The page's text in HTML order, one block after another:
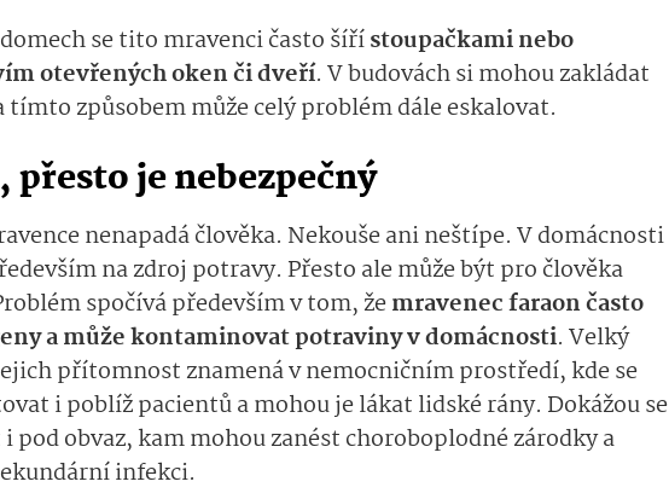
se tito mravenci často šířístoupačkami nebo
otevřených oken či dveří. V budovách si mohou zakládat
tímto způsobem může celý problém dále eskalovat.
přesto je nebezpečný
nenapadá člověka. Nekouše ani neštípe. V domácnosti
na zdroj potravy. Přesto ale může být pro člověka
spočívá především v tom, žemravenec faraon často
a může kontaminovat potraviny v domácnosti. Velký
přítomnost znamená v nemocničním prostředí, kde se
i poblíž pacientů a mohou je lákat lidské rány. Dokážou se
pod obvaz, kam mohou zanést choroboplodné zárodky a
infekci.